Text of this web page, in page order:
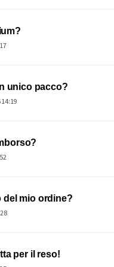
unico pacco?
del mio ordine?
per il reso!